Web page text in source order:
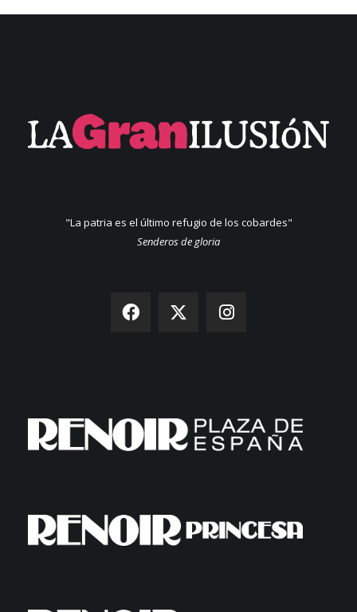
"La patria es el último refugio de los cobardes"
Senderos de gloria